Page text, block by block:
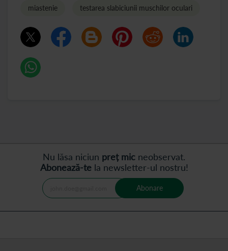
miastenie testarea slabiciunii muschilor oculari
Nu lăsa niciun preț mic neobservat.
Abonează-tela newsletter-ul nostru!
Abonare